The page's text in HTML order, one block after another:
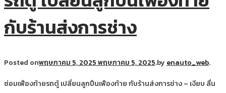
กับร้านส่งการช่าง
Posted onพฤษภาคม 5, 2025พฤษภาคม 5, 2025.by enauto_web.
ซ่อมเฟืองท้ายรถตู้ เปลี่ยนลูกปืนเฟืองท้าย กับร้านส่งการช่าง – เงียบ ลื่น